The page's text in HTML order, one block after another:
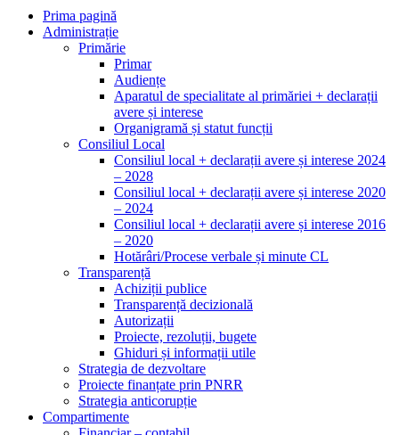
Prima pagină
Administrație
Primărie
Primar
Audiențe
Aparatul de specialitate al primăriei + declarații
avere și interese
Organigramă și statut funcții
Consiliul Local
Consiliul local + declarații avere și interese 2024
– 2028
Consiliul local + declarații avere și interese 2020
– 2024
Consiliul local + declarații avere și interese 2016
– 2020
Hotărâri/Procese verbale și minute CL
Transparență
Achiziții publice
Transparență decizională
Autorizații
Proiecte, rezoluții, bugete
Ghiduri și informații utile
Strategia de dezvoltare
Proiecte finanțate prin PNRR
Strategia anticorupție
Compartimente